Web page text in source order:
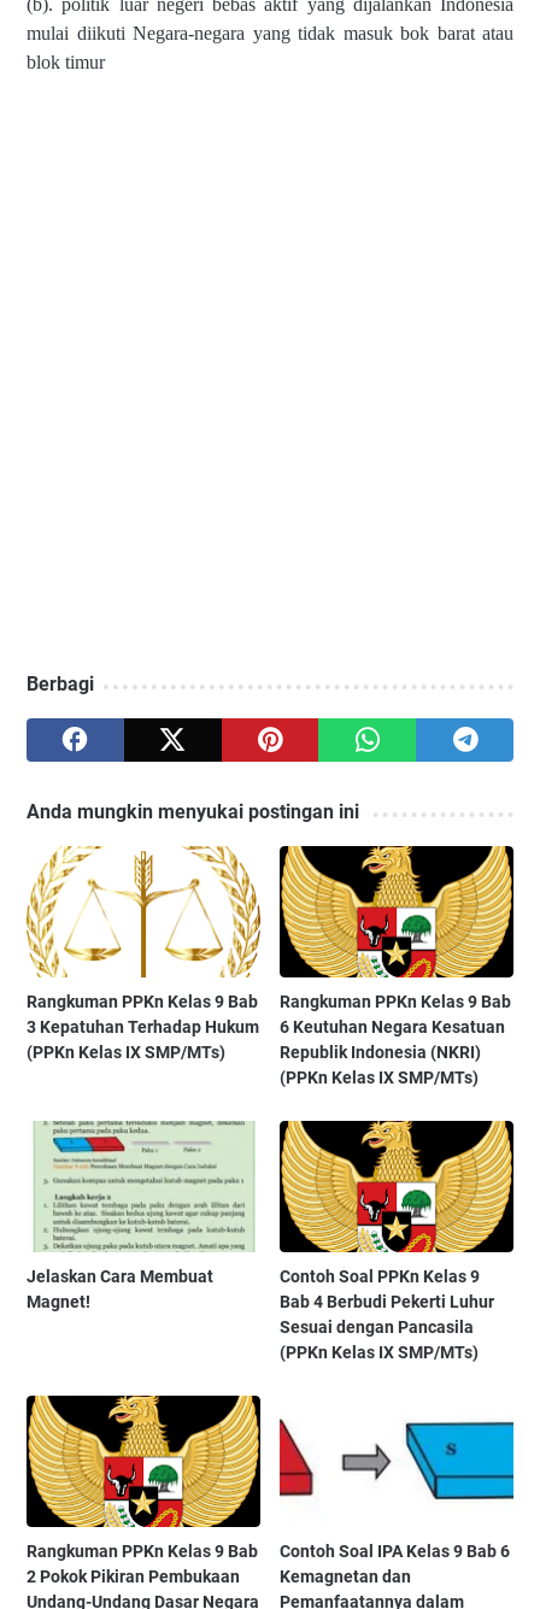
(b). politik luar negeri bebas aktif yang dijalankan Indonesia
mulai diikuti Negara-negara yang tidak masuk bok barat atau
blok timur
Berbagi
Anda mungkin menyukai postingan ini
Rangkuman PPKn Kelas 9 Bab
3 Kepatuhan Terhadap Hukum
(PPKn Kelas IX SMP/MTs)
Rangkuman PPKn Kelas 9 Bab
6 Keutuhan Negara Kesatuan
Republik Indonesia (NKRI)
(PPKn Kelas IX SMP/MTs)
Jelaskan Cara Membuat
Magnet!
Contoh Soal PPKn Kelas 9
Bab 4 Berbudi Pekerti Luhur
Sesuai dengan Pancasila
(PPKn Kelas IX SMP/MTs)
Rangkuman PPKn Kelas 9 Bab
2 Pokok Pikiran Pembukaan
Undang-Undang Dasar Negara
Contoh Soal IPA Kelas 9 Bab 6
Kemagnetan dan
Pemanfaatannya dalam